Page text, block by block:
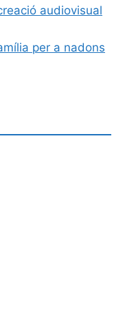
audiovisual
per a nadons